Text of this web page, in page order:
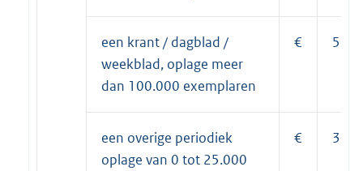
een krant / dagblad /
weekblad, oplage meer
dan 100.000 exemplaren
€
een overige periodiek
oplage van 0 tot 25.000
€